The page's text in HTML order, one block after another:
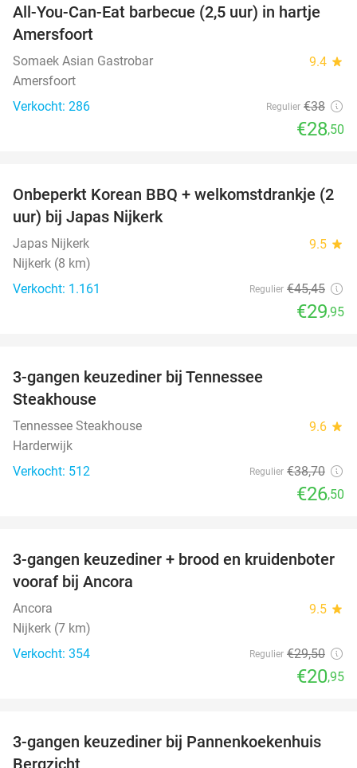
25%
All-You-Can-Eat barbecue (2,5 uur) in hartje
Amersfoort
Somaek Asian Gastrobar 9.4 star
Amersfoort
Verkocht: 286
Regulier €38
€28,50
34%
Onbeperkt Korean BBQ + welkomstdrankje (2
uur) bij Japas Nijkerk
Japas Nijkerk 9.5 star
Nijkerk (8 km)
Verkocht: 1.161
Regulier €45,45
€29,95
3-gangen keuzediner bij Tennessee
Steakhouse
Tennessee Steakhouse 9.6 star
Harderwijk
Verkocht: 512
Regulier €38,70
€26,50
29%
3-gangen keuzediner + brood en kruidenboter
vooraf bij Ancora
Ancora 9.5 star
Nijkerk (7 km)
Verkocht: 354
Regulier €29,50
€20,95
42%
3-gangen keuzediner bij Pannenkoekenhuis
Bergzicht